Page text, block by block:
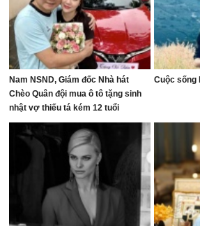
Nam NSND, Giám đốc Nhà hát
Chèo Quân đội mua ô tô tặng sinh
nhật vợ thiếu tá kém 12 tuổi
Cuộc sống